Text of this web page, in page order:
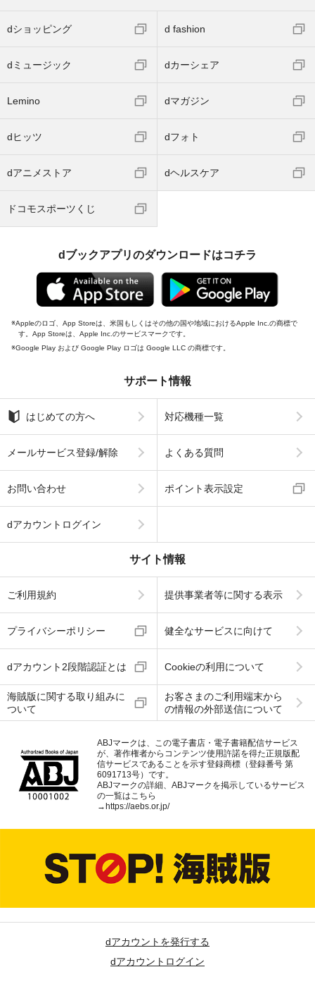
dショッピング d fashion
dミュージック dカーシェア
Lemino dマガジン
dヒッツ dフォト
dアニメストア dヘルスケア
ドコモスポーツくじ
dブックアプリのダウンロードはコチラ
Appleのロゴ、App Storeは、米国もしくはその他の国や地域におけるApple Inc.の商標で
す。App Storeは、Apple Inc.のサービスマークです。
Google Play および Google Play ロゴは Google LLC の商標です。
サポート情報
はじめての方へ 対応機種一覧
メールサービス登録/解除 よくある質問
お問い合わせ ポイント表示設定
dアカウントログイン
サイト情報
ご利用規約 提供事業者等に関する表示
プライバシーポリシー 健全なサービスに向けて
dアカウント2段階認証とは Cookieの利用について
海賊版に関する取り組みに
ついて
お客さまのご利用端末から
の情報の外部送信について
ABJマークは、この電子書店・電子書籍配信サービス
が、著作権者からコンテンツ使用許諾を得た正規版配
信サービスであることを示す登録商標（登録番号 第
6091713号）です。
ABJマークの詳細、ABJマークを掲示しているサービス
の一覧はこちら
→ https://aebs.or.jp/
dアカウントを発行する
dアカウントログイン